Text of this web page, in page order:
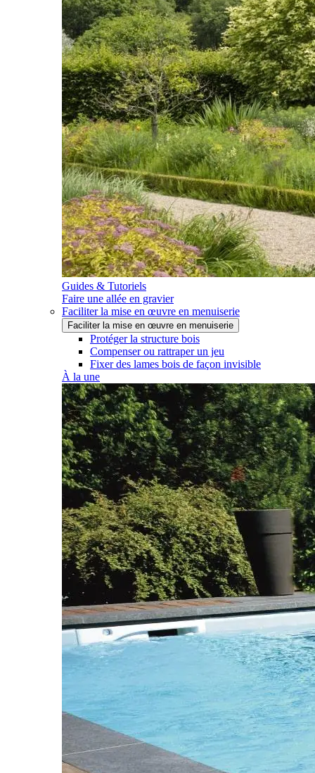
Guides & Tutoriels
Faire une allée en gravier
Faciliter la mise en œuvre en menuiserie
Faciliter la mise en œuvre en menuiserie
Protéger la structure bois
Compenser ou rattraper un jeu
Fixer des lames bois de façon invisible
À la une